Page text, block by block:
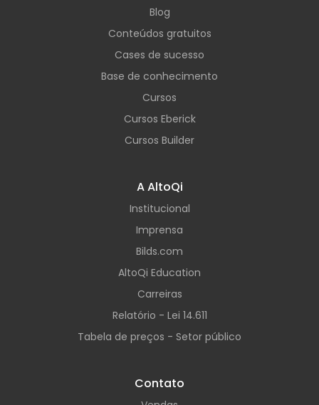
Blog
Conteúdos gratuitos
Cases de sucesso
Base de conhecimento
Cursos
Cursos Eberick
Cursos Builder
A AltoQi
Institucional
Imprensa
Bilds.com
AltoQi Education
Carreiras
Relatório - Lei 14.611
Tabela de preços - Setor público
Contato